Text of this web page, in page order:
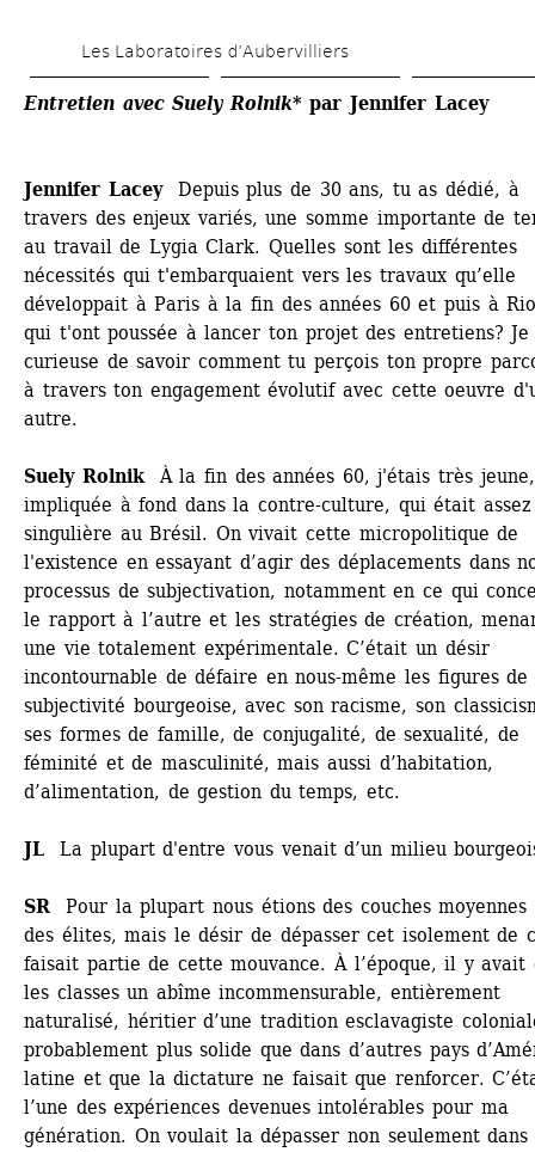
au
contenu
Les Laboratoires d’Aubervilliers
Entretien avec Suely Rolnik* par Jennifer Lacey
Jennifer LaceyDepuis plus de 30 ans, tu as dédié, à
travers des enjeux variés, une somme importante de
au travail de Lygia Clark. Quelles sont les différentes
nécessités qui t'embarquaient vers les travaux qu’elle
développait à Paris à la fin des années 60 et puis à
qui t'ont poussée à lancer ton projet des entretiens? Je
curieuse de savoir comment tu perçois ton propre
à travers ton engagement évolutif avec cette oeuvre
autre.
Suely RolnikÀ la fin des années 60, j'étais très jeune,
impliquée à fond dans la contre-culture, qui était assez
singulière au Brésil. On vivait cette micropolitique de
l'existence en essayant d’agir des déplacements dans
processus de subjectivation, notamment en ce qui
le rapport à l’autre et les stratégies de création,
une vie totalement expérimentale. C’était un désir
incontournable de défaire en nous-même les figures de
subjectivité bourgeoise, avec son racisme, son
ses formes de famille, de conjugalité, de sexualité, de
féminité et de masculinité, mais aussi d’habitation,
d’alimentation, de gestion du temps, etc.
JL La plupart d'entre vous venait d’un milieu
SR Pour la plupart nous étions des couches moyennes
des élites, mais le désir de dépasser cet isolement de
faisait partie de cette mouvance. À l’époque, il y avait
les classes un abîme incommensurable, entièrement
naturalisé, héritier d’une tradition esclavagiste
probablement plus solide que dans d’autres pays
latine et que la dictature ne faisait que renforcer.
l’une des expériences devenues intolérables pour ma
génération. On voulait la dépasser non seulement dans